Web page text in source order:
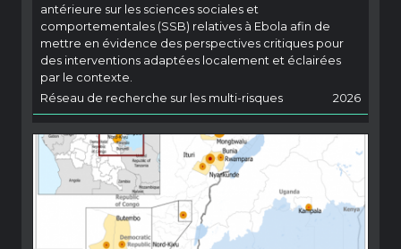
antérieure sur les sciences sociales et
comportementales (SSB) relatives à Ebola afin de
mettre en évidence des perspectives critiques pour
des interventions adaptées localement et éclairées
par le contexte.
Réseau de recherche sur les multi-risques
2026